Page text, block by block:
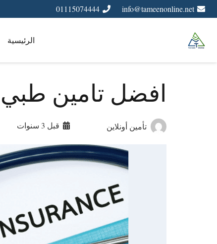
info@tameenonline.net
01115074444
الرئيسية
افضل تامين طبي
تأمين أونلاين قبل 3 سنوات